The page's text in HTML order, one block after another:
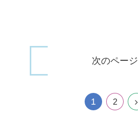
次のページ
1 2